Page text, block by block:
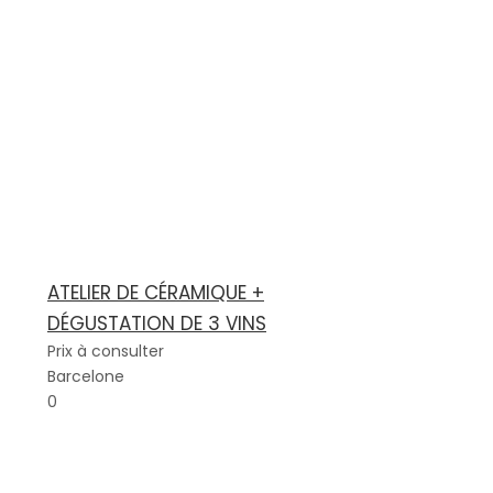
ATELIER DE CÉRAMIQUE +
DÉGUSTATION DE 3 VINS
Prix à consulter
Barcelone
0